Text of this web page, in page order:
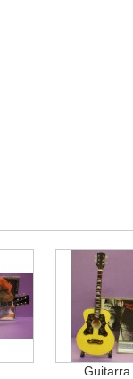
Guitarra...